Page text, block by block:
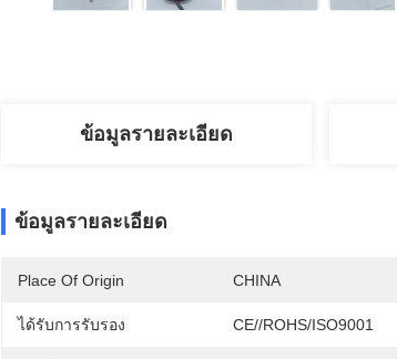
ข้อมูลรายละเอียด
ข้อมูลรายละเอียด
Place Of Origin CHINA
ได้รับการรับรอง CE//ROHS/ISO9001